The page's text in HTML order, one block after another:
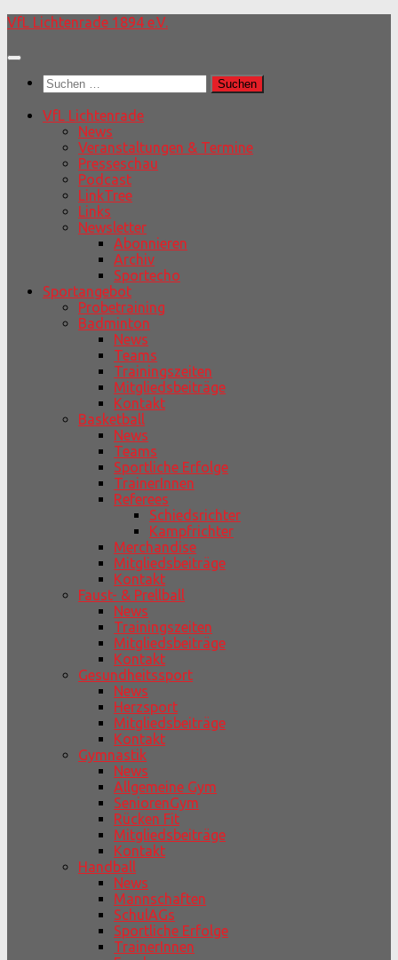
Unter
Inhalt
VfL Lichtenrade 1894 e.V.
Suchen
nach:
VfL Lichtenrade
News
Veranstaltungen & Termine
Presseschau
Podcast
LinkTree
Links
Newsletter
Abonnieren
Archiv
Sportecho
Sportangebot
Probetraining
Badminton
News
Teams
Trainingszeiten
Mitgliedsbeiträge
Kontakt
Basketball
News
Teams
Sportliche Erfolge
TrainerInnen
Referees
Schiedsrichter
Kampfrichter
Merchandise
Mitgliedsbeiträge
Kontakt
Faust- & Prellball
News
Trainingszeiten
Mitgliedsbeiträge
Kontakt
Gesundheitssport
News
Herzsport
Mitgliedsbeiträge
Kontakt
Gymnastik
News
Allgemeine Gym
SeniorenGym
Rücken Fit
Mitgliedsbeiträge
Kontakt
Handball
News
Mannschaften
SchulAGs
Sportliche Erfolge
TrainerInnen